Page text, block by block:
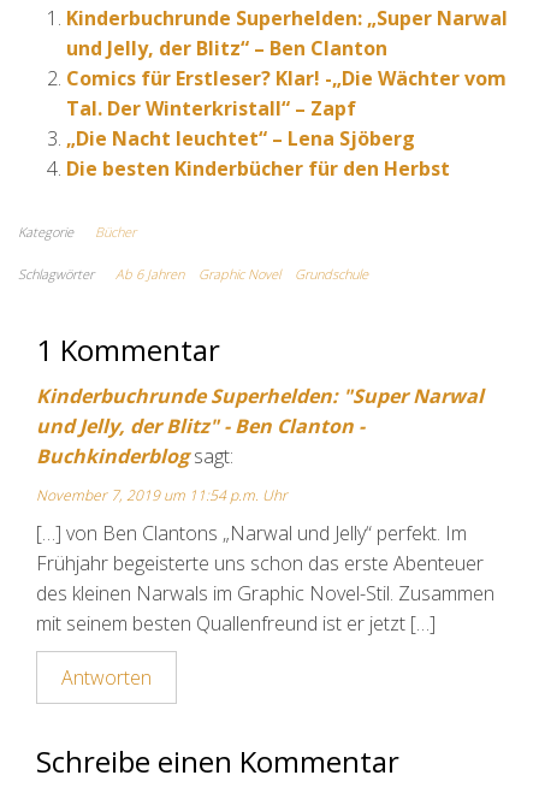
Kinderbuchrunde Superhelden: „Super Narwal
und Jelly, der Blitz“ – Ben Clanton
Comics für Erstleser? Klar! -„Die Wächter vom
Tal. Der Winterkristall“ – Zapf
„Die Nacht leuchtet“ – Lena Sjöberg
Die besten Kinderbücher für den Herbst
Kategorie Bücher
Schlagwörter Ab 6 Jahren Graphic Novel Grundschule
1 Kommentar
Kinderbuchrunde Superhelden: "Super Narwal
und Jelly, der Blitz" - Ben Clanton -
Buchkinderblog sagt:
November 7, 2019 um 11:54 p.m. Uhr
[…] von Ben Clantons „Narwal und Jelly“ perfekt. Im
Frühjahr begeisterte uns schon das erste Abenteuer
des kleinen Narwals im Graphic Novel-Stil. Zusammen
mit seinem besten Quallenfreund ist er jetzt […]
Antworten
Schreibe einen Kommentar